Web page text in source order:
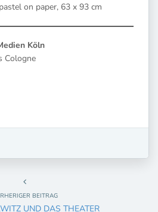
on paper, 63 x 93 cm
Köln
Cologne
BEITRAG
UND DAS THEATER